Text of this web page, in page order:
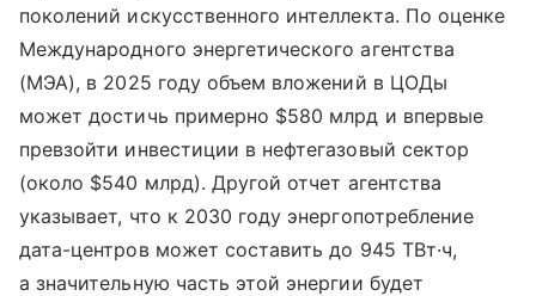
поколений искусственного интеллекта. По оценке
Международного энергетического агентства
(МЭА), в 2025 году объем вложений в ЦОДы
может достичь примерно $580 млрд и впервые
превзойти инвестиции в нефтегазовый сектор
(около $540 млрд). Другой отчет агентства
указывает, что к 2030 году энергопотребление
дата-центров может составить до 945 ТВт·ч,
а значительную часть этой энергии будет